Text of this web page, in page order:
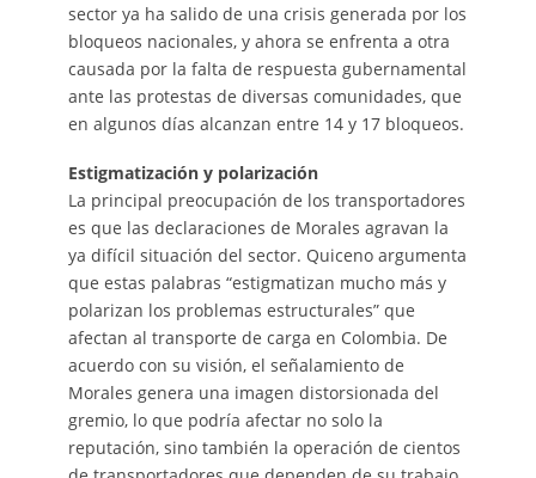
sector ya ha salido de una crisis generada por los
bloqueos nacionales, y ahora se enfrenta a otra
causada por la falta de respuesta gubernamental
ante las protestas de diversas comunidades, que
en algunos días alcanzan entre 14 y 17 bloqueos.
Estigmatización y polarización
La principal preocupación de los transportadores
es que las declaraciones de Morales agravan la
ya difícil situación del sector. Quiceno argumenta
que estas palabras “estigmatizan mucho más y
polarizan los problemas estructurales” que
afectan al transporte de carga en Colombia. De
acuerdo con su visión, el señalamiento de
Morales genera una imagen distorsionada del
gremio, lo que podría afectar no solo la
reputación, sino también la operación de cientos